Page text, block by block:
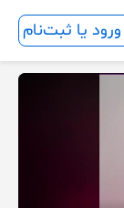
ورود یا ثبت‌نام